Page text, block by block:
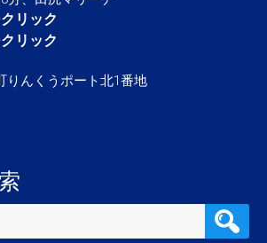
リック
リック
りんくうポート北1番地